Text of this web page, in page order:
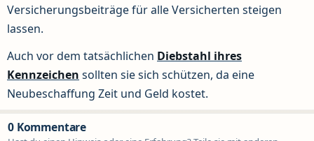
Versicherungsbeiträge für alle Versicherten steigen
lassen.
Auch vor dem tatsächlichen Diebstahl ihres
Kennzeichen sollten sie sich schützen, da eine
Neubeschaffung Zeit und Geld kostet.
0 Kommentare